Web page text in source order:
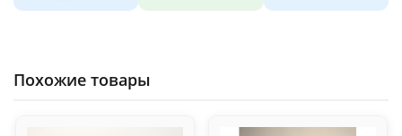
Похожие товары